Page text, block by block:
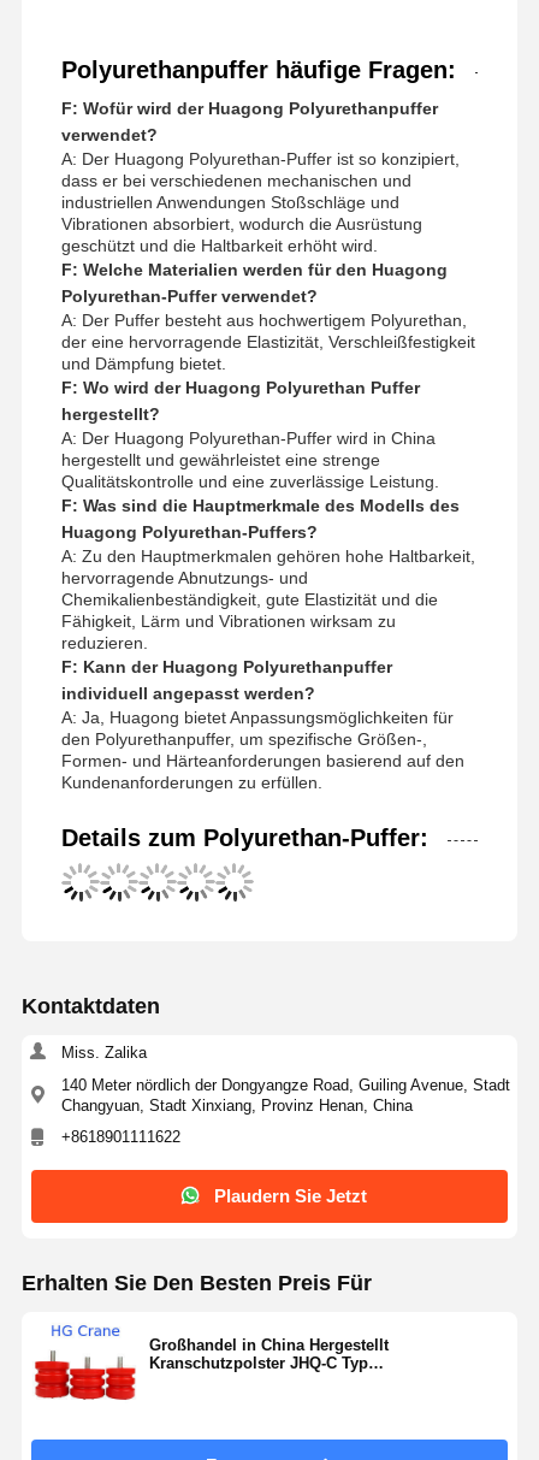
Polyurethanpuffer häufige Fragen:
F: Wofür wird der Huagong Polyurethanpuffer
verwendet?
A: Der Huagong Polyurethan-Puffer ist so konzipiert,
dass er bei verschiedenen mechanischen und
industriellen Anwendungen Stoßschläge und
Vibrationen absorbiert, wodurch die Ausrüstung
geschützt und die Haltbarkeit erhöht wird.
F: Welche Materialien werden für den Huagong
Polyurethan-Puffer verwendet?
A: Der Puffer besteht aus hochwertigem Polyurethan,
der eine hervorragende Elastizität, Verschleißfestigkeit
und Dämpfung bietet.
F: Wo wird der Huagong Polyurethan Puffer
hergestellt?
A: Der Huagong Polyurethan-Puffer wird in China
hergestellt und gewährleistet eine strenge
Qualitätskontrolle und eine zuverlässige Leistung.
F: Was sind die Hauptmerkmale des Modells des
Huagong Polyurethan-Puffers?
A: Zu den Hauptmerkmalen gehören hohe Haltbarkeit,
hervorragende Abnutzungs- und
Chemikalienbeständigkeit, gute Elastizität und die
Fähigkeit, Lärm und Vibrationen wirksam zu
reduzieren.
F: Kann der Huagong Polyurethanpuffer
individuell angepasst werden?
A: Ja, Huagong bietet Anpassungsmöglichkeiten für
den Polyurethanpuffer, um spezifische Größen-,
Formen- und Härteanforderungen basierend auf den
Kundenanforderungen zu erfüllen.
Details zum Polyurethan-Puffer:
Kontaktdaten
Miss. Zalika
140 Meter nördlich der Dongyangze Road, Guiling Avenue, Stadt
Changyuan, Stadt Xinxiang, Provinz Henan, China
+8618901111622
Plaudern Sie Jetzt
Erhalten Sie Den Besten Preis Für
Großhandel in China Hergestellt
Kranschutzpolster JHQ-C Typ